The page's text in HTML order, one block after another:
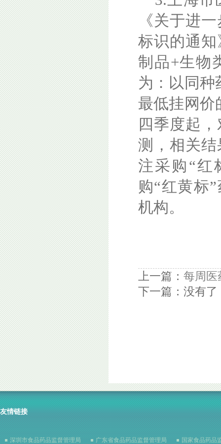
《关于进
标识的通
制品+生物
为：以同种
最低挂网价
四季度起
测，相关
注采购“红
购“红黄标
机构。
上一篇： 每周
下一篇：没有了
友情链接
深圳市食品药品监督管理局 广东省食品药品监督管理局 国家食品药品